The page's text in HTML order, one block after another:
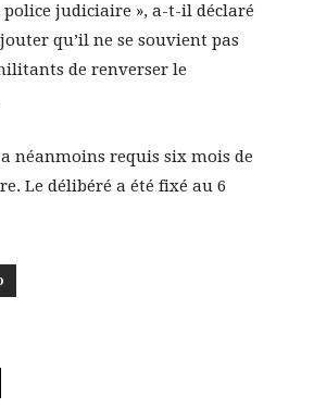
judiciaire », a-t-il déclaré
qu’il ne se souvient pas
de renverser le
néanmoins requis six mois de
Le délibéré a été fixé au 6